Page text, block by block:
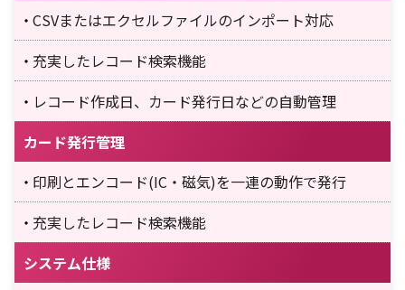
CSVまたはエクセルファイルのインポート対応
充実したレコード検索機能
レコード作成日、カード発行日などの自動管理
カード発行管理
印刷とエンコード(IC・磁気)を一連の動作で発行
充実したレコード検索機能
システム仕様